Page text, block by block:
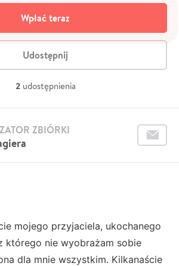
Wpłać teraz
Udostępnij
2 udostępnienia
ZBIÓRKI
mojego przyjaciela, ukochanego
którego nie wyobrażam sobie
dla mnie wszystkim. Kilkanaście